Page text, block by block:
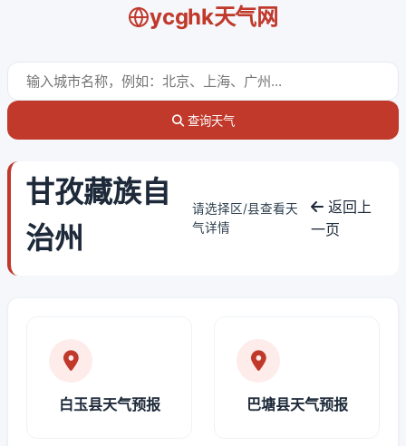
ycghk天气网
查询天气
甘孜藏族自
治州
请选择区/县查看天
气详情
返回上
一页
白玉县天气预报 巴塘县天气预报